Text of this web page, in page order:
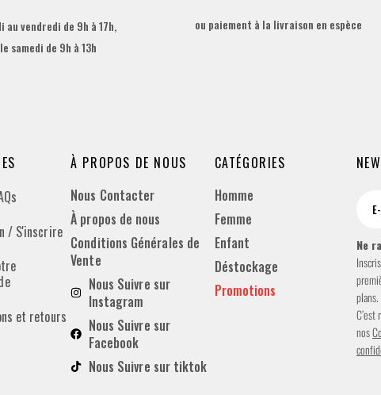
au vendredi de 9h à 17h,
samedi de 9h à 13h
ou paiement à la livraison en espèce
/ S'inscrire
et retours
À PROPOS DE NOUS
Nous Contacter
À propos de nous
Conditions Générales de
Vente
Nous Suivre sur
Instagram
Nous Suivre sur
Facebook
Nous Suivre sur tiktok
CATÉGORIES
Homme
Femme
Enfant
Déstockage
Promotions
Ne
plans.
nos